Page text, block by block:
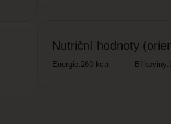
Nutriční hodnoty
Energie: 260 kcal Bílkoviny: